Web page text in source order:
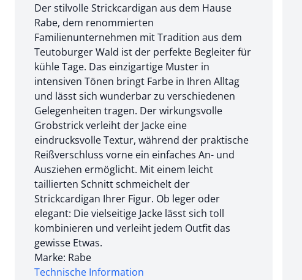
Der stilvolle Strickcardigan aus dem Hause
Rabe, dem renommierten
Familienunternehmen mit Tradition aus dem
Teutoburger Wald ist der perfekte Begleiter für
kühle Tage. Das einzigartige Muster in
intensiven Tönen bringt Farbe in Ihren Alltag
und lässt sich wunderbar zu verschiedenen
Gelegenheiten tragen. Der wirkungsvolle
Grobstrick verleiht der Jacke eine
eindrucksvolle Textur, während der praktische
Reißverschluss vorne ein einfaches An- und
Ausziehen ermöglicht. Mit einem leicht
taillierten Schnitt schmeichelt der
Strickcardigan Ihrer Figur. Ob leger oder
elegant: Die vielseitige Jacke lässt sich toll
kombinieren und verleiht jedem Outfit das
gewisse Etwas.
Marke: Rabe
Technische Information